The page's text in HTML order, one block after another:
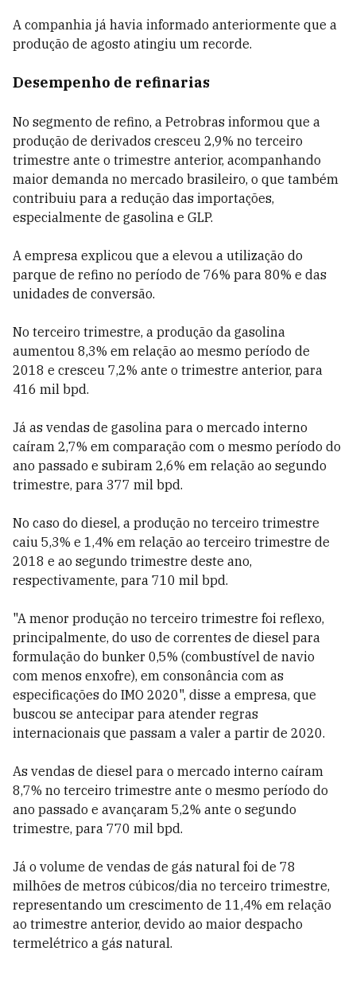
A companhia já havia informado anteriormente que a
produção de agosto atingiu um recorde.
Desempenho de refinarias
No segmento de refino, a Petrobras informou que a
produção de derivados cresceu 2,9% no terceiro
trimestre ante o trimestre anterior, acompanhando
maior demanda no mercado brasileiro, o que também
contribuiu para a redução das importações,
especialmente de gasolina e GLP.
A empresa explicou que a elevou a utilização do
parque de refino no período de 76% para 80% e das
unidades de conversão.
No terceiro trimestre, a produção da gasolina
aumentou 8,3% em relação ao mesmo período de
2018 e cresceu 7,2% ante o trimestre anterior, para
416 mil bpd.
Já as vendas de gasolina para o mercado interno
caíram 2,7% em comparação com o mesmo período do
ano passado e subiram 2,6% em relação ao segundo
trimestre, para 377 mil bpd.
No caso do diesel, a produção no terceiro trimestre
caiu 5,3% e 1,4% em relação ao terceiro trimestre de
2018 e ao segundo trimestre deste ano,
respectivamente, para 710 mil bpd.
"A menor produção no terceiro trimestre foi reflexo,
principalmente, do uso de correntes de diesel para
formulação do bunker 0,5% (combustível de navio
com menos enxofre), em consonância com as
especificações do IMO 2020", disse a empresa, que
buscou se antecipar para atender regras
internacionais que passam a valer a partir de 2020.
As vendas de diesel para o mercado interno caíram
8,7% no terceiro trimestre ante o mesmo período do
ano passado e avançaram 5,2% ante o segundo
trimestre, para 770 mil bpd.
Já o volume de vendas de gás natural foi de 78
milhões de metros cúbicos/dia no terceiro trimestre,
representando um crescimento de 11,4% em relação
ao trimestre anterior, devido ao maior despacho
termelétrico a gás natural.